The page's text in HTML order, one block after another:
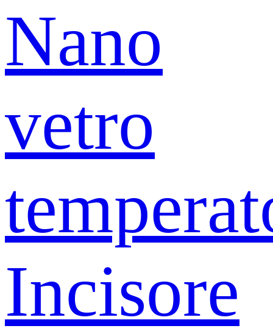
Nano
vetro
Incisore